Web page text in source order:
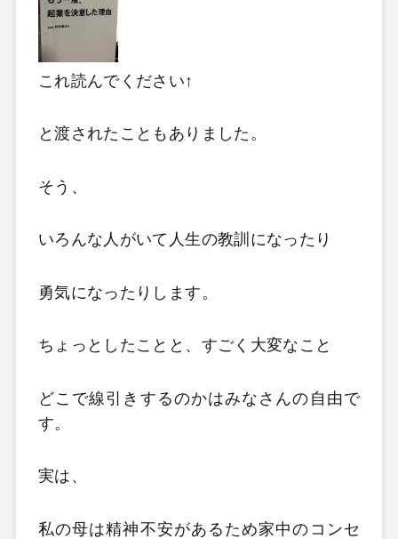
これ読んでください↑
と渡されたこともありました。
そう、
いろんな人がいて人生の教訓になったり
勇気になったりします。
ちょっとしたことと、すごく大変なこと
どこで線引きするのかはみなさんの自由で
す。
実は、
私の母は精神不安があるため家中のコンセ